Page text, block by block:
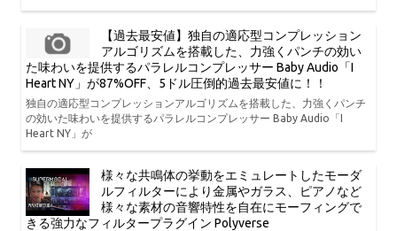
【過去最安値】独自の適応型コンプレッション
アルゴリズムを搭載した、力強くパンチの効い
た味わいを提供するパラレルコンプレッサー Baby Audio「I
Heart NY」が87%OFF、5ドル圧倒的過去最安値に！！
独自の適応型コンプレッションアルゴリズムを搭載した、力強くパンチ
の効いた味わいを提供するパラレルコンプレッサー Baby Audio「I
Heart NY」が
様々な共鳴体の挙動をエミュレートしたモーダ
ルフィルターにより金属やガラス、ピアノなど
様々な素材の音響特性を自在にモーフィングで
きる強力なフィルタープラグイン Polyverse